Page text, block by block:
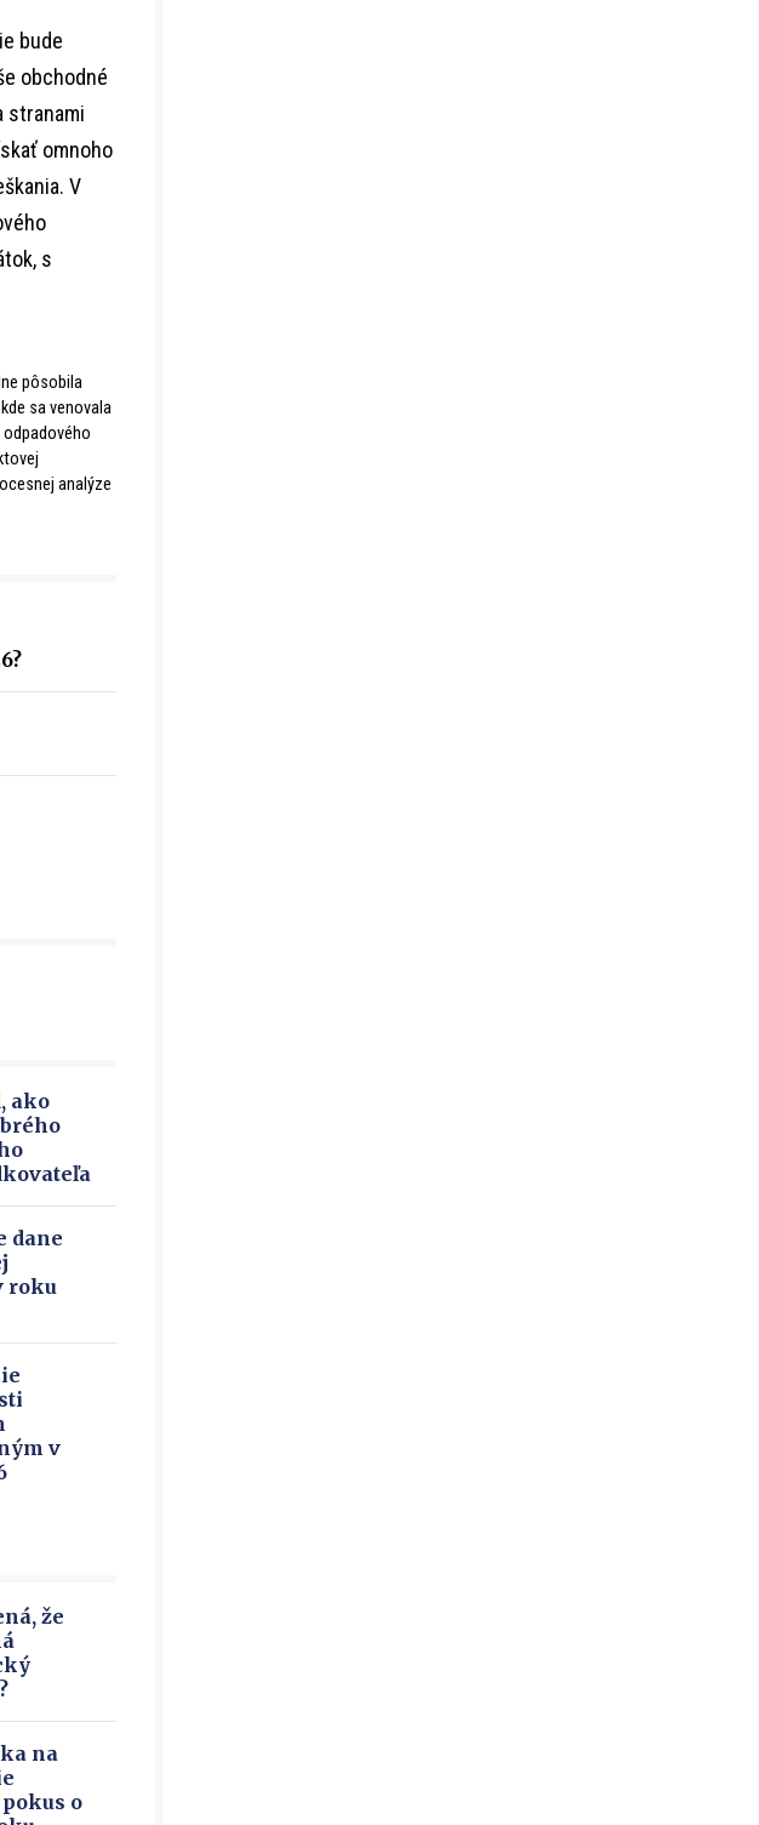
bude
obchodné
stranami
omnoho
V
s
pôsobila
sa venovala
analýze
ako
dane
roku
v
že
na
o